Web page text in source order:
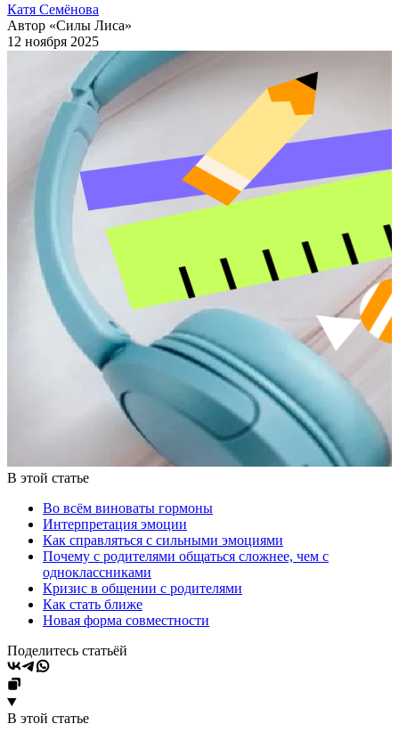
Катя Семёнова
Автор «Силы Лиса»
12 ноября 2025
В этой статье
Во всём виноваты гормоны
Интерпретация эмоции
Как справляться с сильными эмоциями
Почему с родителями общаться сложнее, чем с
одноклассниками
Кризис в общении с родителями
Как стать ближе
Новая форма совместности
Поделитесь статьёй
В этой статье